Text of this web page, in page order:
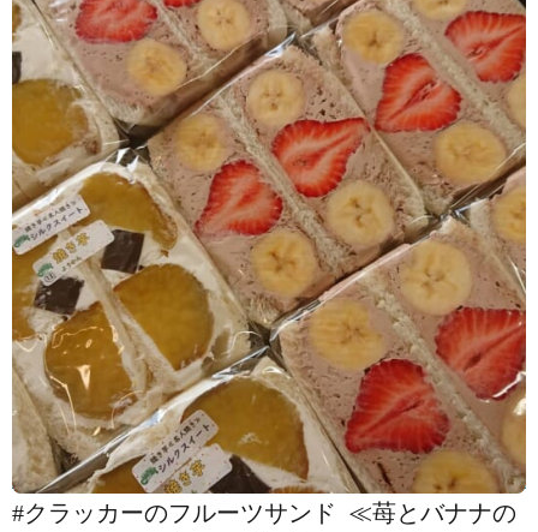
#クラッカーのフルーツサンド ️ ≪苺とバナナの